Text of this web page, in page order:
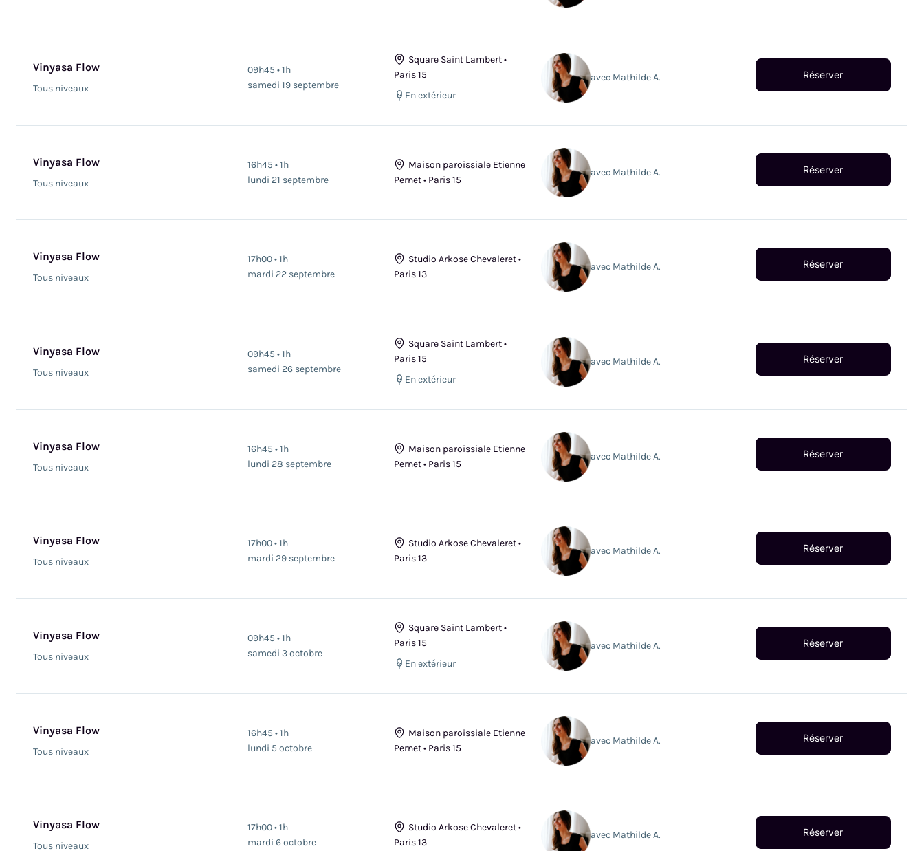
Vinyasa Flow
Tous niveaux
09h45 • 1h
samedi 19 septembre
Square Saint Lambert •
Paris 15
En extérieur
avec Mathilde A. Réserver
Vinyasa Flow
Tous niveaux
16h45 • 1h
lundi 21 septembre
Maison paroissiale Etienne
Pernet • Paris 15
avec Mathilde A. Réserver
Vinyasa Flow
Tous niveaux
17h00 • 1h
mardi 22 septembre
Studio Arkose Chevaleret •
Paris 13
avec Mathilde A. Réserver
Vinyasa Flow
Tous niveaux
09h45 • 1h
samedi 26 septembre
Square Saint Lambert •
Paris 15
En extérieur
avec Mathilde A. Réserver
Vinyasa Flow
Tous niveaux
16h45 • 1h
lundi 28 septembre
Maison paroissiale Etienne
Pernet • Paris 15
avec Mathilde A. Réserver
Vinyasa Flow
Tous niveaux
17h00 • 1h
mardi 29 septembre
Studio Arkose Chevaleret •
Paris 13
avec Mathilde A. Réserver
Vinyasa Flow
Tous niveaux
09h45 • 1h
samedi 3 octobre
Square Saint Lambert •
Paris 15
En extérieur
avec Mathilde A. Réserver
Vinyasa Flow
Tous niveaux
16h45 • 1h
lundi 5 octobre
Maison paroissiale Etienne
Pernet • Paris 15
avec Mathilde A. Réserver
Vinyasa Flow
Tous niveaux
17h00 • 1h
mardi 6 octobre
Studio Arkose Chevaleret •
Paris 13
avec Mathilde A. Réserver